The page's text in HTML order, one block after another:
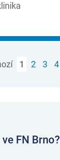
1 2 3 4
FN Brno?